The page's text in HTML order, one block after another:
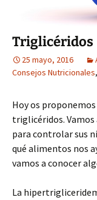
Triglicéridos
25 mayo, 2016
Consejos Nutricionales,
Hoy os
triglicéridos. Vamos
para controlar sus
qué alimentos nos
vamos a conocer
La